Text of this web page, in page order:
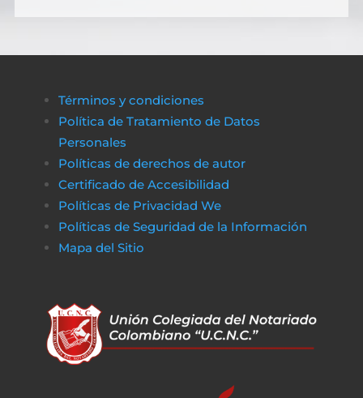
Términos y condiciones
Política de Tratamiento de Datos
Personales
Políticas de derechos de autor
Certificado de Accesibilidad
Políticas de Privacidad We
Políticas de Seguridad de la Información
Mapa del Sitio